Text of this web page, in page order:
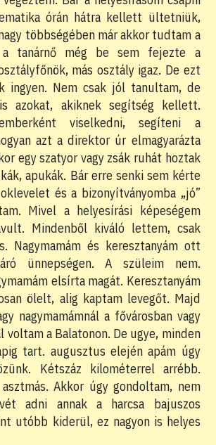
órán hátra kellett ültetniük,
többségében már akkor tudtam a
a tanárnő még be sem fejezte a
más osztály igaz. De ezt
ingyen. Nem csak jól tanultam, de
azokat, akiknek segítség kellett.
viselkedni, segíteni a
azt a direktor úr elmagyarázta
egy szatyor vagy zsák ruhát hoztak
apukák. Bár erre senki sem kérte
és a bizonyítványomba „jó”
Mivel a helyesírási képeségem
Mindenből kiváló lettem, csak
Nagymamám és keresztanyám ott
ünnepségen. A szüleim nem.
elsírta magát. Keresztanyám
ölelt, alig kaptam levegőt. Majd
nagymamámnál a fővárosban vagy
voltam a Balatonon. De ugye, minden
tart. augusztus elején apám úgy
Kétszáz kilométerrel arrébb.
Akkor úgy gondoltam, nem
adni annak a harcsa bajuszos
utóbb kiderül, ez nagyon is helyes